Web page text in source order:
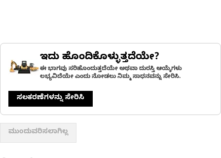
ಇದು ಹೊಂದಿಕೊಳ್ಳುತ್ತದೆಯೇ?
ಈ ಭಾಗವು ಸರಿಹೊಂದುತ್ತದೆಯೇ ಅಥವಾ ದುರಸ್ತಿ ಆಯ್ಕೆಗಳು
ಲಭ್ಯವಿದೆಯೇ ಎಂದು ನೋಡಲು ನಿಮ್ಮ ಸಾಧನವನ್ನು ಸೇರಿಸಿ.
ಸಲಕರಣೆಗಳನ್ನು ಸೇರಿಸಿ
ಮುಂದುವರಿಸಲಾಗಿಲ್ಲ